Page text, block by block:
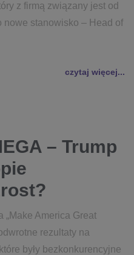
z firmą związany jest od
nowe stanowisko – Head of
czytaj więcej...
– Trump
„Make America Great
rezultaty na
były bezkonkurencyjne